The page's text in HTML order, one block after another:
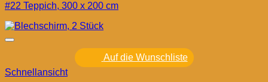
#22 Teppich, 300 x 200 cm
Auf die Wunschliste
Schnellansicht